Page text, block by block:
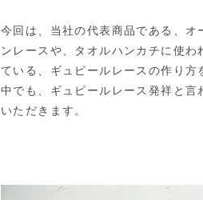
今回は、当社の代表商品である、
ンレースや、タオルハンカチに使
ている、ギュピールレースの作り方
中でも、ギュピールレース発祥と
いただきます。